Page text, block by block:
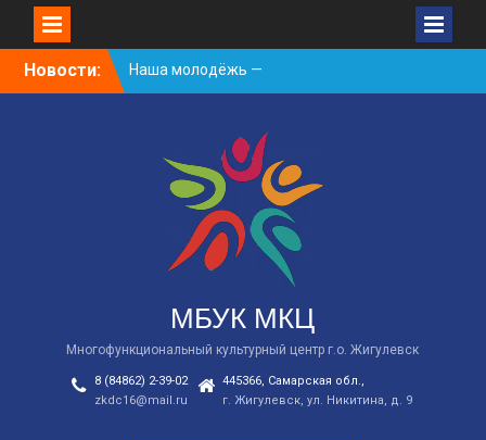
SkipНовости:
Наша молодёжь —
гордость Жигулёвска!
Встречаем новый
творческий сезон
2026/2027 в КДЦ!
МБУК МКЦ
Многофункциональный культурный центр г.о. Жигулевск
8 (84862) 2-39-02
zkdc16@mail.ru
445366, Самарская обл.,
г. Жигулевск, ул. Никитина, д. 9